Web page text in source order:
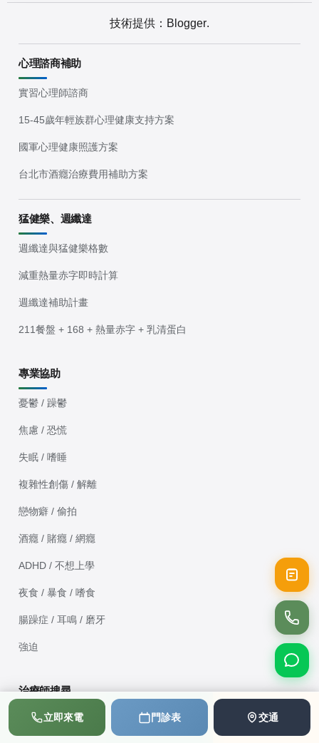
立即來電 門診表 交通
技術提供： Blogger.
心理諮商補助
實習心理師諮商
15-45歲年輕族群心理健康支持方案
國軍心理健康照護方案
台北市酒癮治療費用補助方案
猛健樂、週纖達
週纖達與猛健樂格數
減重熱量赤字即時計算
週纖達補助計畫
211餐盤 + 168 + 熱量赤字 + 乳清蛋白
專業協助
憂鬱 / 躁鬱
焦慮 / 恐慌
失眠 / 嗜睡
複雜性創傷 / 解離
戀物癖 / 偷拍
酒癮 / 賭癮 / 網癮
ADHD / 不想上學
夜食 / 暴食 / 嗜食
腸躁症 / 耳鳴 / 磨牙
強迫
治療師搜尋
取向 | 年齡層 | 服務族群
📞 💬 📅